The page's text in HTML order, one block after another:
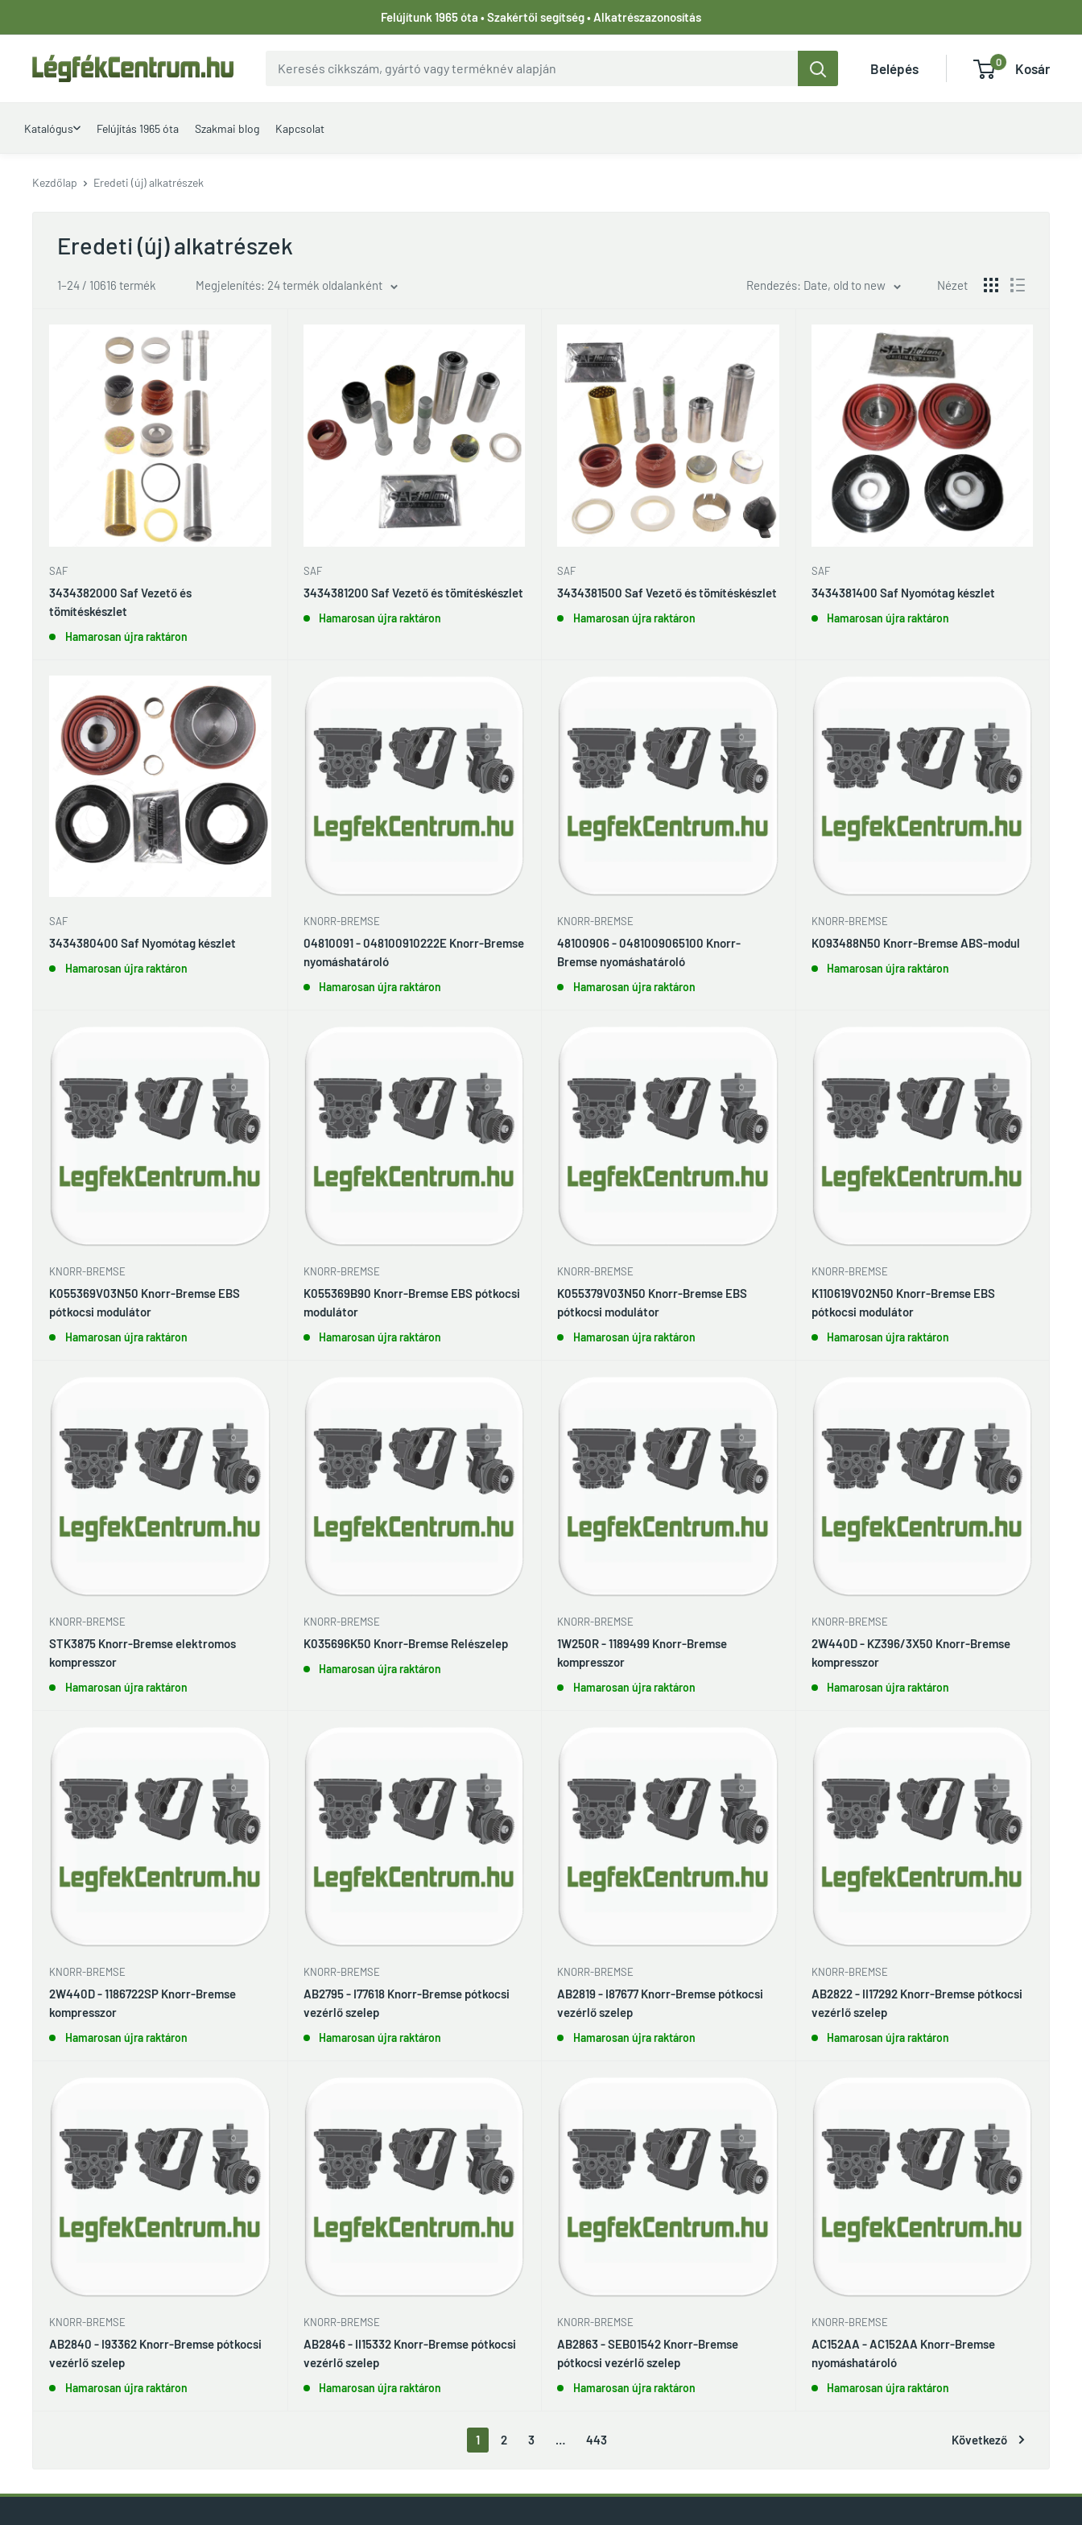
a
tartalomhoz
Felújítunk 1965 óta • Szakértői segítség • Alkatrészazonosítás
LegfekCentrum.hu Belépés 0 Kosár
Katalógus Felújítás 1965 óta Szakmai blog Kapcsolat
Kezdőlap Eredeti (új) alkatrészek
Eredeti (új) alkatrészek
1–24 / 10616 termék Megjelenítés: 24 termék oldalanként Rendezés: Date, old to new Nézet
SAF
3434382000 Saf Vezető és
tömítéskészlet
Hamarosan újra raktáron
SAF
3434381200 Saf Vezető és tömítéskészlet
Hamarosan újra raktáron
SAF
3434381500 Saf Vezető és tömítéskészlet
Hamarosan újra raktáron
SAF
3434381400 Saf Nyomótag készlet
Hamarosan újra raktáron
SAF
3434380400 Saf Nyomótag készlet
Hamarosan újra raktáron
KNORR-BREMSE
04810091 - 048100910222E Knorr-Bremse
nyomáshatároló
Hamarosan újra raktáron
KNORR-BREMSE
48100906 - 0481009065100 Knorr-
Bremse nyomáshatároló
Hamarosan újra raktáron
KNORR-BREMSE
K093488N50 Knorr-Bremse ABS-modul
Hamarosan újra raktáron
KNORR-BREMSE
K055369V03N50 Knorr-Bremse EBS
pótkocsi modulátor
Hamarosan újra raktáron
KNORR-BREMSE
K055369B90 Knorr-Bremse EBS pótkocsi
modulátor
Hamarosan újra raktáron
KNORR-BREMSE
K055379V03N50 Knorr-Bremse EBS
pótkocsi modulátor
Hamarosan újra raktáron
KNORR-BREMSE
K110619V02N50 Knorr-Bremse EBS
pótkocsi modulátor
Hamarosan újra raktáron
KNORR-BREMSE
STK3875 Knorr-Bremse elektromos
kompresszor
Hamarosan újra raktáron
KNORR-BREMSE
K035696K50 Knorr-Bremse Relészelep
Hamarosan újra raktáron
KNORR-BREMSE
1W250R - 1189499 Knorr-Bremse
kompresszor
Hamarosan újra raktáron
KNORR-BREMSE
2W440D - KZ396/3X50 Knorr-Bremse
kompresszor
Hamarosan újra raktáron
KNORR-BREMSE
2W440D - 1186722SP Knorr-Bremse
kompresszor
Hamarosan újra raktáron
KNORR-BREMSE
AB2795 - I77618 Knorr-Bremse pótkocsi
vezérlő szelep
Hamarosan újra raktáron
KNORR-BREMSE
AB2819 - I87677 Knorr-Bremse pótkocsi
vezérlő szelep
Hamarosan újra raktáron
KNORR-BREMSE
AB2822 - II17292 Knorr-Bremse pótkocsi
vezérlő szelep
Hamarosan újra raktáron
KNORR-BREMSE
AB2840 - I93362 Knorr-Bremse pótkocsi
vezérlő szelep
Hamarosan újra raktáron
KNORR-BREMSE
AB2846 - II15332 Knorr-Bremse pótkocsi
vezérlő szelep
Hamarosan újra raktáron
KNORR-BREMSE
AB2863 - SEB01542 Knorr-Bremse
pótkocsi vezérlő szelep
Hamarosan újra raktáron
KNORR-BREMSE
AC152AA - AC152AA Knorr-Bremse
nyomáshatároló
Hamarosan újra raktáron
1 2 3 … 443 Következő